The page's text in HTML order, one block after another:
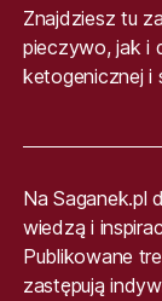
Znajdziesz tu
pieczywo, jak i
ketogenicznej i
Na Saganek.pl
wiedzą i
Publikowane
zastępują